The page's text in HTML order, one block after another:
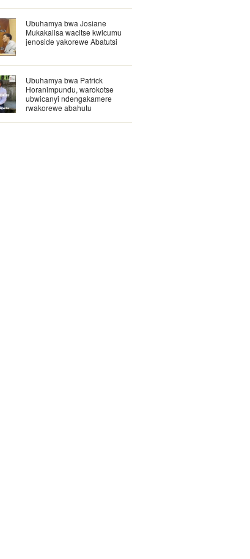
Ubuhamya bwa Josiane
Mukakalisa wacitse kwicumu
jenoside yakorewe Abatutsi
Ubuhamya bwa Patrick
Horanimpundu, warokotse
ubwicanyi ndengakamere
rwakorewe abahutu